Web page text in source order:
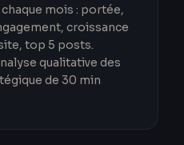
mois : portée,
croissance
top 5 posts.
qualitative des
de 30 min